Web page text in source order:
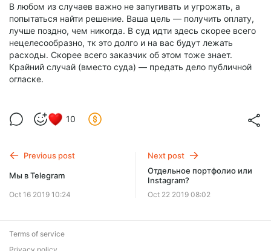
В любом из случаев важно не запугивать и угрожать, а
попытаться найти решение. Ваша цель — получить оплату,
лучше поздно, чем никогда. В суд идти здесь скорее всего
нецелесообразно, тк это долго и на вас будут лежать
расходы. Скорее всего заказчик об этом тоже знает.
Крайний случай (вместо суда) — предать дело публичной
огласке.
10
Previous post
Мы в Telegram
Oct 16 2019 10:24
Next post
Отдельное портфолио или
Instagram?
Oct 22 2019 08:02
Terms of service